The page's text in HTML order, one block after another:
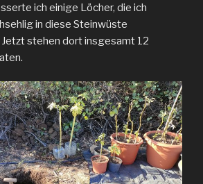
ich einige Löcher, die ich
in diese Steinwüste
stehen dort insgesamt 12